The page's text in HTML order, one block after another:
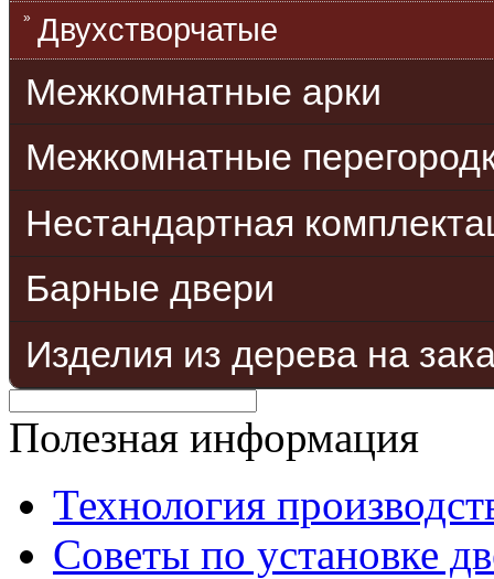
Двухстворчатые
Межкомнатные арки
Межкомнатные
Нестандартная
Барные двери
Изделия из дерева на
Полезная информация
Технология
Советы по установке